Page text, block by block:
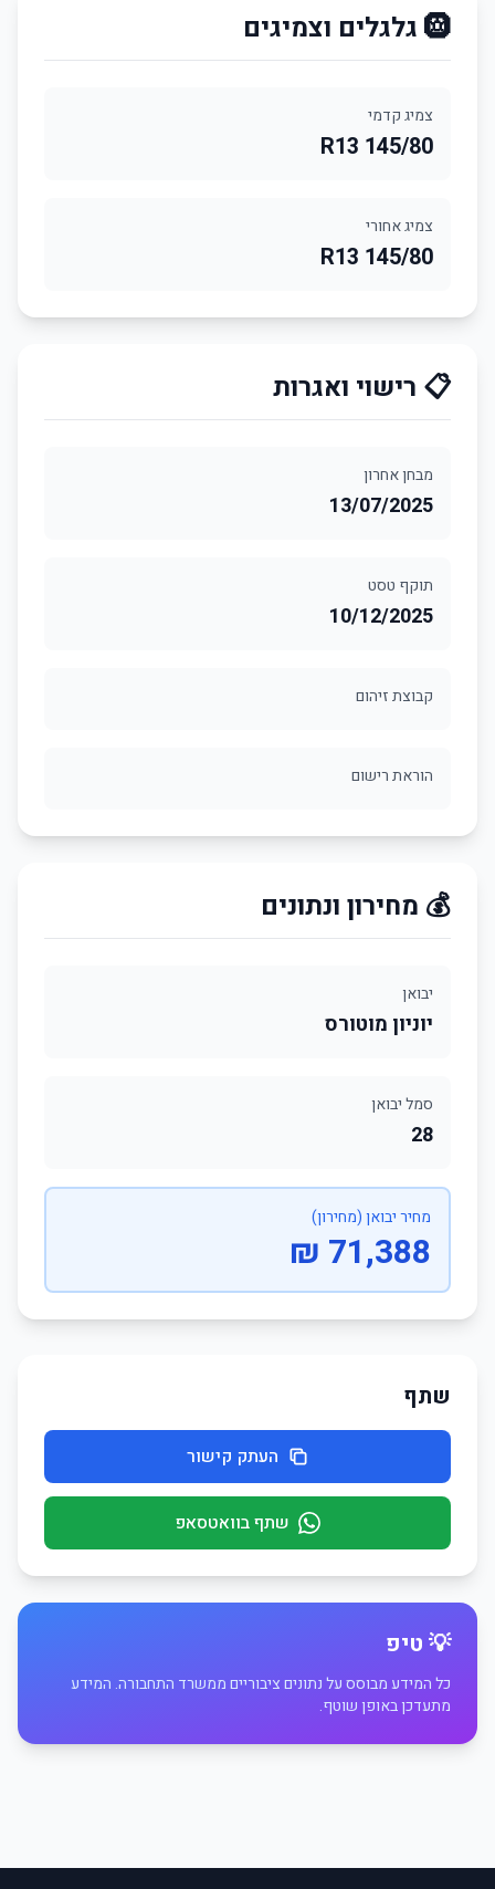
🛞 גלגלים וצמיגים
צמיג קדמי
145/80 R13
צמיג אחורי
145/80 R13
📋 רישוי ואגרות
מבחן אחרון
13/07/2025
תוקף טסט
10/12/2025
קבוצת זיהום
הוראת רישום
💰 מחירון ונתונים
יבואן
יוניון מוטורס
סמל יבואן
28
מחיר יבואן (מחירון)
71,388 ₪
שתף
העתק קישור
שתף בוואטסאפ
💡 טיפ
כל המידע מבוסס על נתונים ציבוריים ממשרד התחבורה. המידע
מתעדכן באופן שוטף.